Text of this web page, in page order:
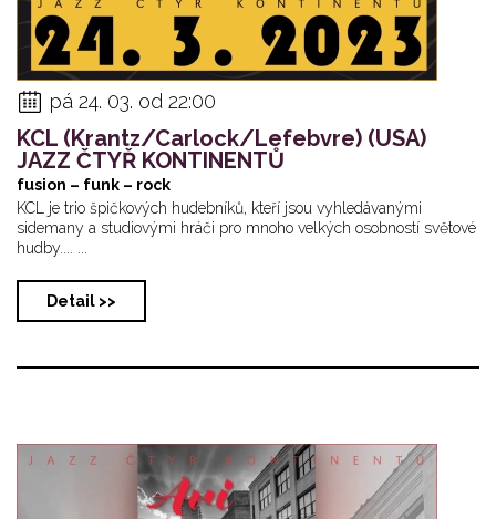
pá 24. 03. od 22:00
KCL (Krantz/Carlock/Lefebvre) (USA)
JAZZ ČTYŘ KONTINENTŮ
fusion – funk – rock
KCL je trio špičkových hudebníků, kteří jsou vyhledávanými
sidemany a studiovými hráči pro mnoho velkých osobností světové
hudby.... ...
Detail >>